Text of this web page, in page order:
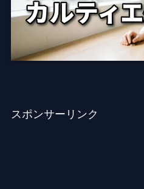
スポンサーリンク